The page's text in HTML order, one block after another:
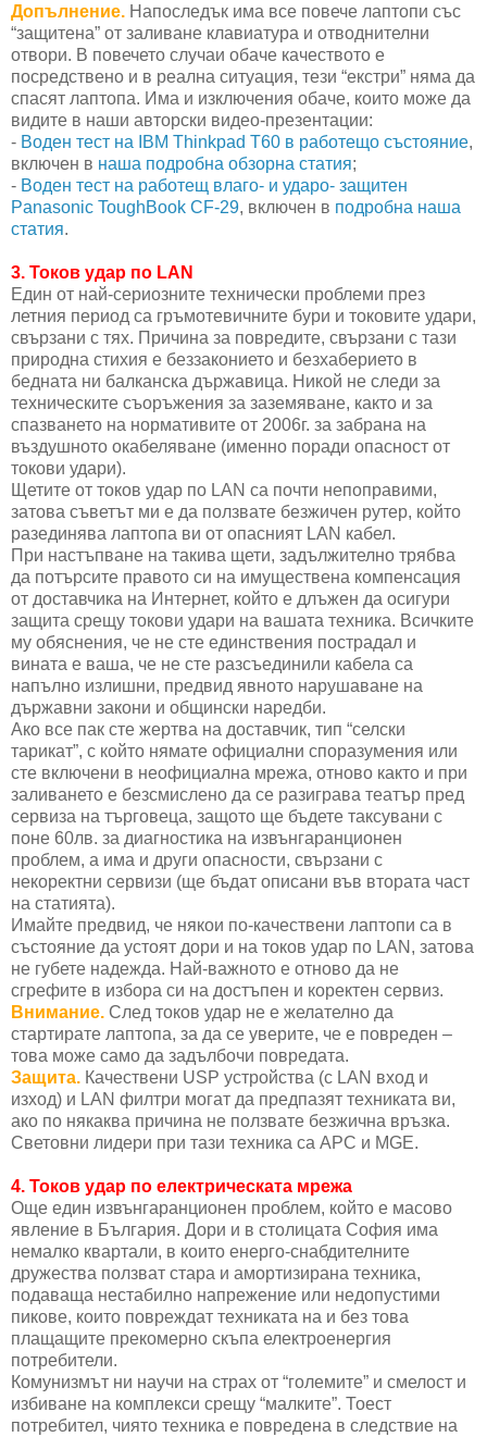
Допълнение. Напоследък има все повече лаптопи със
“защитена” от заливане клавиатура и отводнителни
отвори. В повечето случаи обаче качеството е
посредствено и в реална ситуация, тези “екстри” няма да
спасят лаптопа. Има и изключения обаче, които може да
видите в наши авторски видео-презентации:
- Воден тест на IBM Thinkpad T60 в работещо състояние,
включен в наша подробна обзорна статия;
- Воден тест на работещ влаго- и ударо- защитен
Panasonic ToughBook CF-29, включен в подробна наша
статия.
3. Токов удар по LAN
Един от най-сериозните технически проблеми през
летния период са гръмотевичните бури и токовите удари,
свързани с тях. Причина за повредите, свързани с тази
природна стихия е беззаконието и безхаберието в
бедната ни балканска държавица. Никой не следи за
техническите съоръжения за заземяване, както и за
спазването на нормативите от 2006г. за забрана на
въздушното окабеляване (именно поради опасност от
токови удари).
Щетите от токов удар по LAN са почти непоправими,
затова съветът ми е да ползвате безжичен рутер, който
разединява лаптопа ви от опасният LAN кабел.
При настъпване на такива щети, задължително трябва
да потърсите правото си на имуществена компенсация
от доставчика на Интернет, който е длъжен да осигури
защита срещу токови удари на вашата техника. Всичките
му обяснения, че не сте единствения пострадал и
вината е ваша, че не сте разсъединили кабела са
напълно излишни, предвид явното нарушаване на
държавни закони и общински наредби.
Ако все пак сте жертва на доставчик, тип “селски
тарикат”, с който нямате официални споразумения или
сте включени в неофициална мрежа, отново както и при
заливането е безсмислено да се разиграва театър пред
сервиза на търговеца, защото ще бъдете таксувани с
поне 60лв. за диагностика на извънгаранционен
проблем, а има и други опасности, свързани с
некоректни сервизи (ще бъдат описани във втората част
на статията).
Имайте предвид, че някои по-качествени лаптопи са в
състояние да устоят дори и на токов удар по LAN, затова
не губете надежда. Най-важното е отново да не
сгрефите в избора си на достъпен и коректен сервиз.
Внимание. След токов удар не е желателно да
стартирате лаптопа, за да се уверите, че е повреден –
това може само да задълбочи повредата.
Защита. Качествени USP устройства (с LAN вход и
изход) и LAN филтри могат да предпазят техниката ви,
ако по някаква причина не ползвате безжична връзка.
Световни лидери при тази техника са APC и MGE.
4. Токов удар по електрическата мрежа
Още един извънгаранционен проблем, който е масово
явление в България. Дори и в столицата София има
немалко квартали, в които енерго-снабдителните
дружества ползват стара и амортизирана техника,
подаваща нестабилно напрежение или недопустими
пикове, които повреждат техниката на и без това
плащащите прекомерно скъпа електроенергия
потребители.
Комунизмът ни научи на страх от “големите” и смелост и
избиване на комплекси срещу “малките”. Тоест
потребител, чиято техника е повредена в следствие на